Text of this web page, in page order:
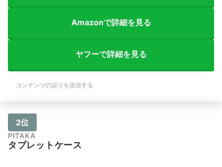
Amazonで詳細を見る
ヤフーで詳細を見る
コンテンツの誤りを送信する
2位
PITAKA
タブレットケース